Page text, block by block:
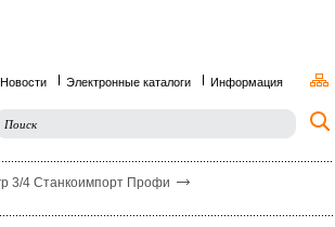
Новости Электронные каталоги Информация
3/4 Станкоимпорт Профи